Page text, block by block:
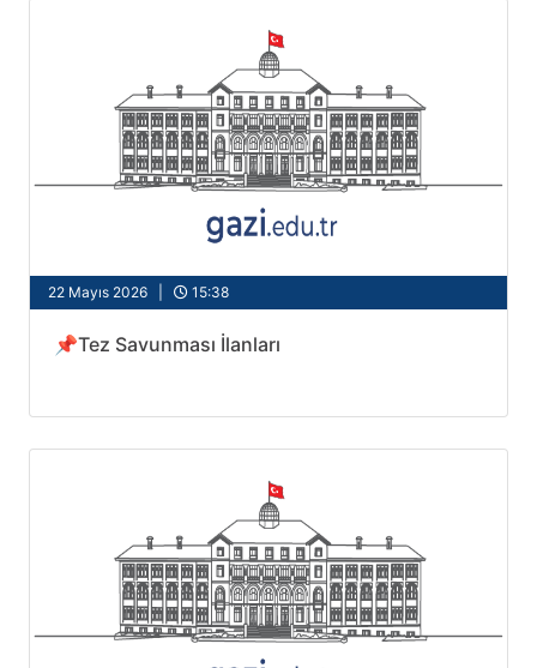
22 Mayıs 2026 | 15:38
📌Tez Savunması İlanları